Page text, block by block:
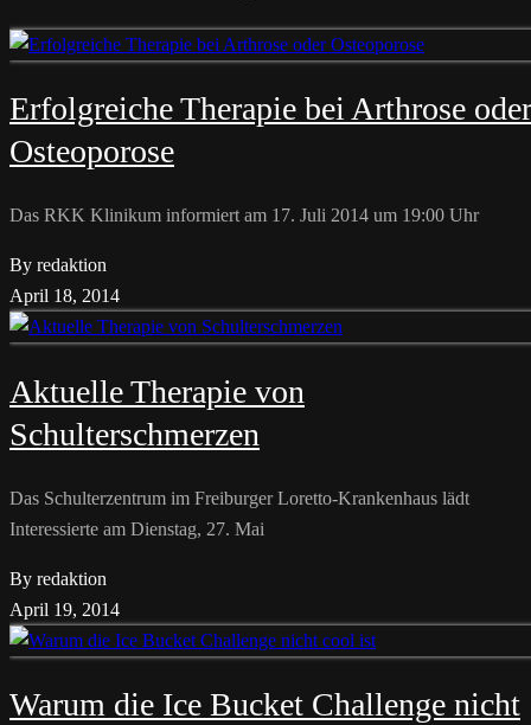
Erfolgreiche Therapie bei Arthrose oder
Osteoporose
Das RKK Klinikum informiert am 17. Juli 2014 um 19:00 Uhr
By redaktion
April 18, 2014
Aktuelle Therapie von
Schulterschmerzen
Das Schulterzentrum im Freiburger Loretto-Krankenhaus lädt
Interessierte am Dienstag, 27. Mai
By redaktion
April 19, 2014
Warum die Ice Bucket Challenge nicht